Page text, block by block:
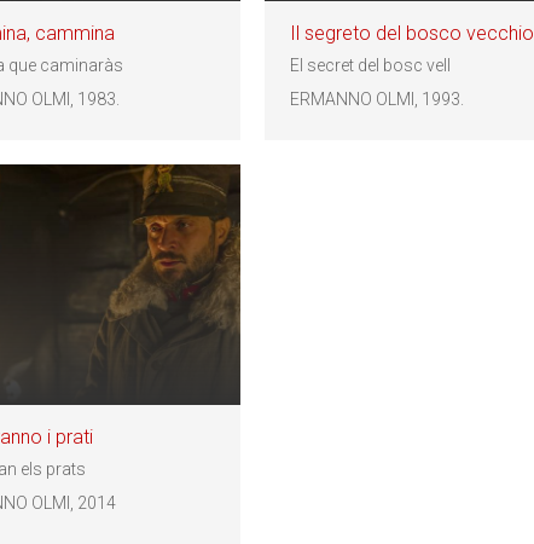
cammina
que caminaràs
OLMI, 1983.
Il segreto del bosco vecchio
El secret del bosc vell
ERMANNO OLMI, 1993.
i prati
els prats
OLMI, 2014